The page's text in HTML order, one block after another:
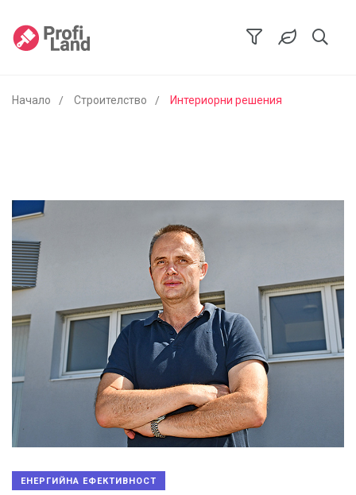
Начало Строителство Интериорни решения
ЕНЕРГИЙНА ЕФЕКТИВНОСТ